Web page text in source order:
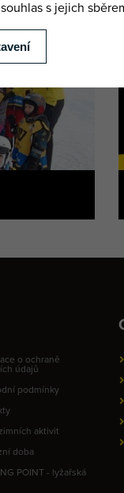
o ochraně
údajů
podmínky
aktivit
doba
POINT - lyžařská